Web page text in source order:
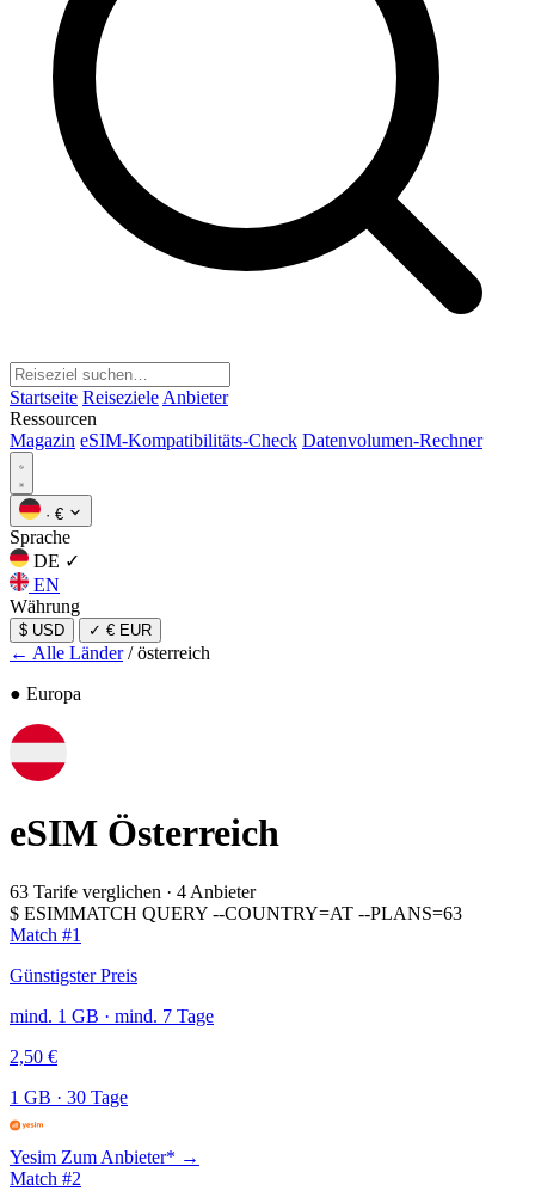
Startseite Reiseziele Anbieter
Ressourcen
Magazin eSIM-Kompatibilitäts-Check Datenvolumen-Rechner
· €
Sprache
DE ✓
EN
Währung
$ USD ✓ € EUR
← Alle Länder / österreich
● Europa
eSIM Österreich
63 Tarife verglichen · 4 Anbieter
$ ESIMMATCH QUERY --COUNTRY=AT --PLANS=63
Match #1
Günstigster Preis
mind. 1 GB · mind. 7 Tage
2,50 €
1 GB · 30 Tage
Yesim Zum Anbieter* →
Match #2